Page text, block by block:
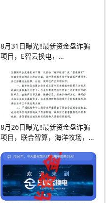
8月31日曝光‼️最新资金盘诈骗
项目，E智云换电，
8月26日曝光‼️最新资金盘诈骗
项目，联合智算，海洋牧场，百